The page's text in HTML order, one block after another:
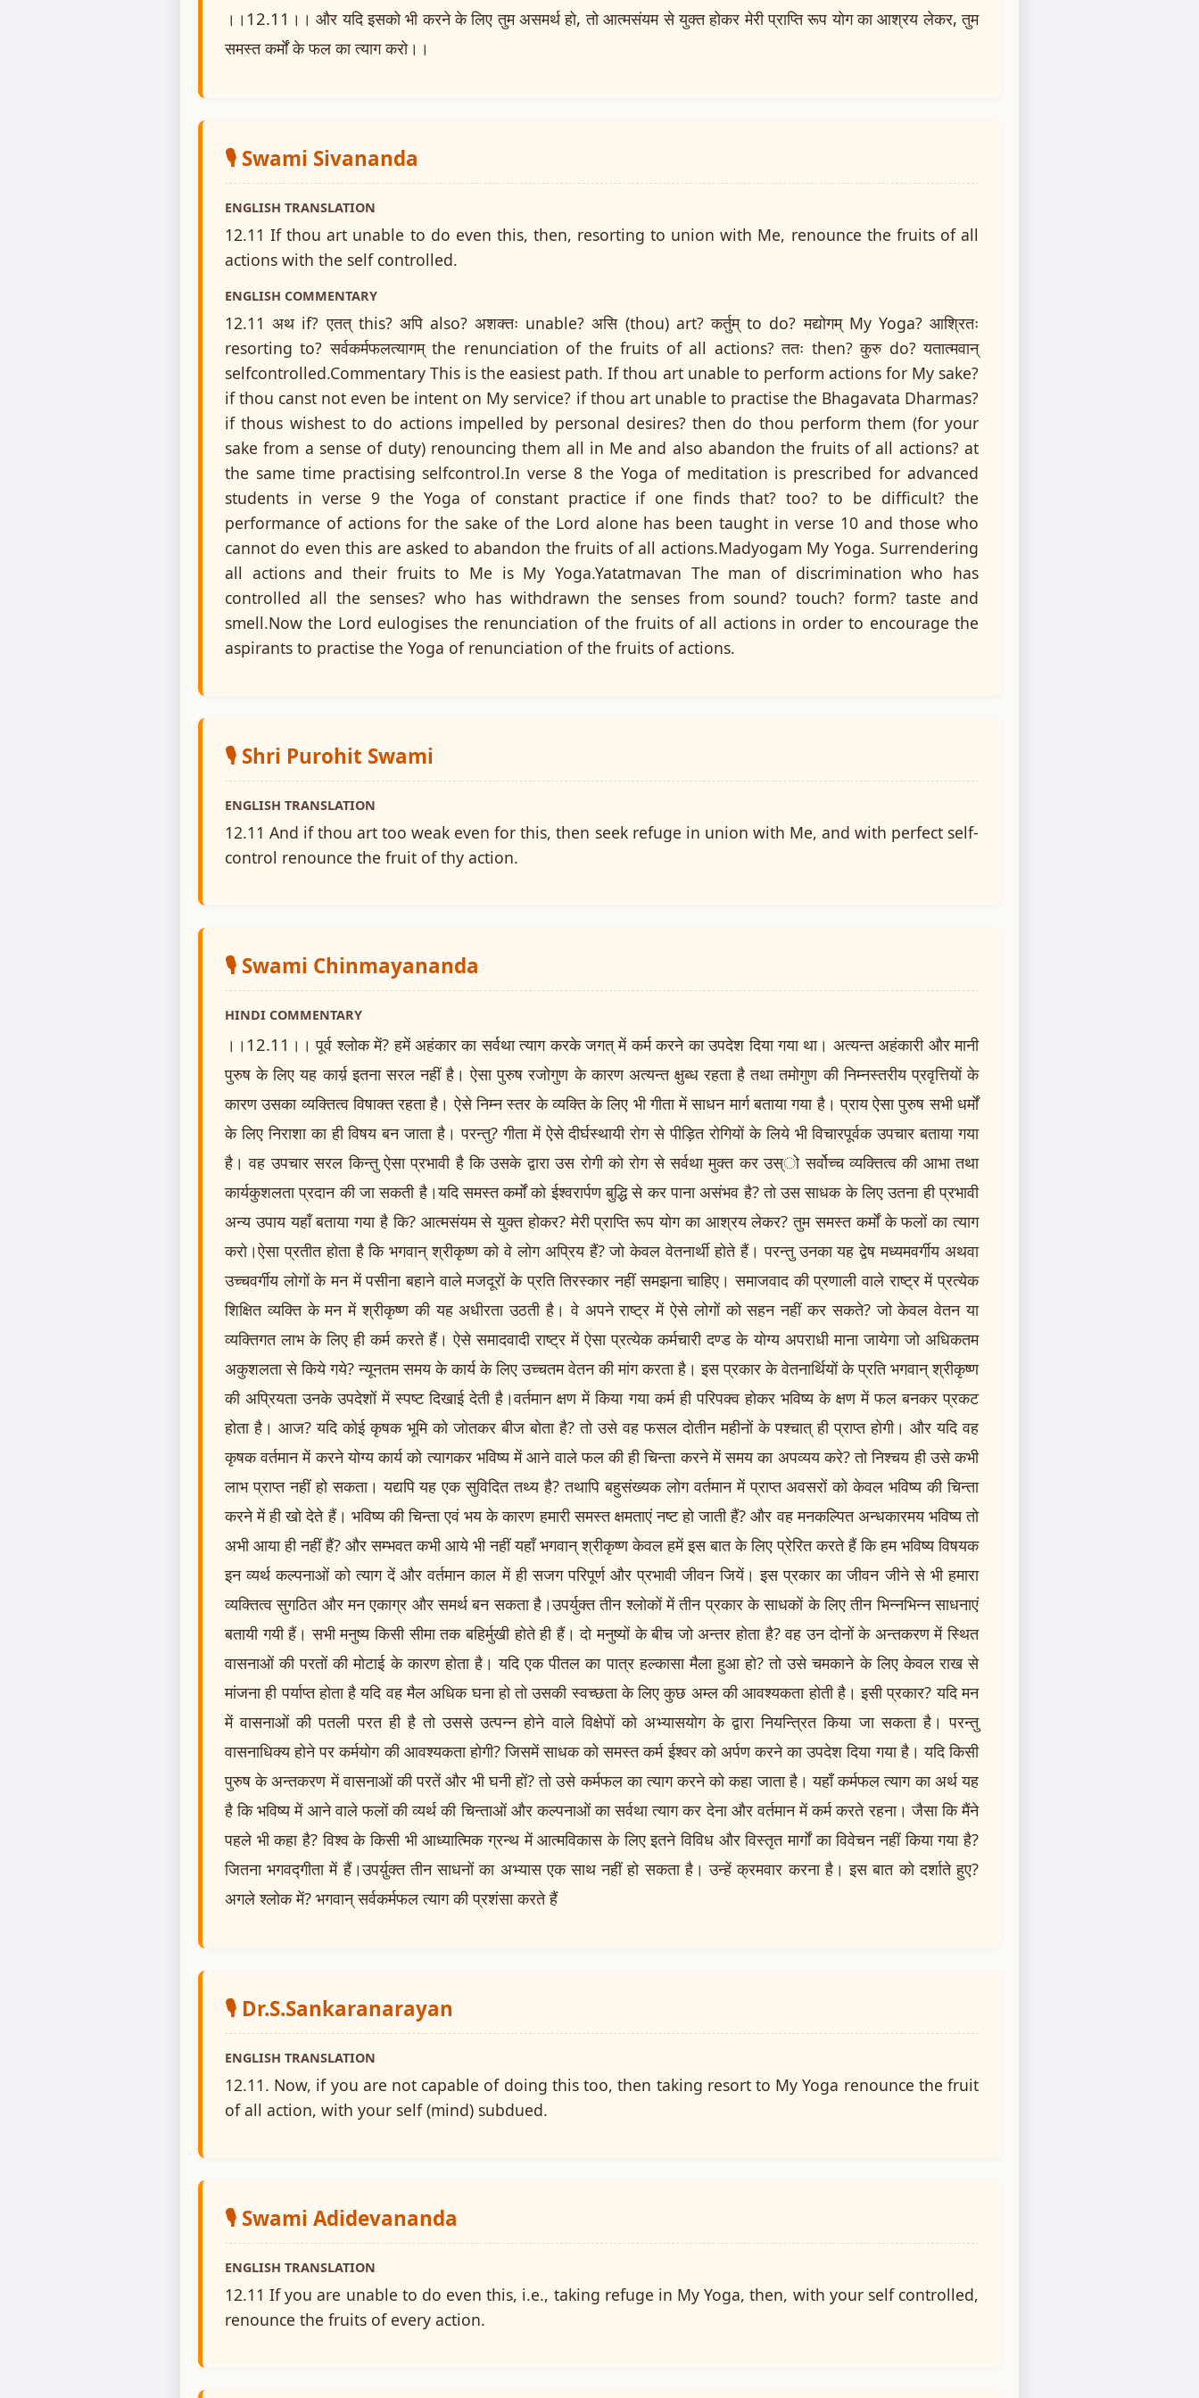
।।12.11।। और यदि इसको भी करने के लिए तुम असमर्थ हो, तो आत्मसंयम से युक्त होकर मेरी प्राप्ति रूप योग का आश्रय लेकर, तुम
समस्त कर्मों के फल का त्याग करो।।
🎙️ Swami Sivananda
ENGLISH TRANSLATION
12.11 If thou art unable to do even this, then, resorting to union with Me, renounce the fruits of all
actions with the self controlled.
ENGLISH COMMENTARY
12.11 अथ if? एतत् this? अपि also? अशक्तः unable? असि (thou) art? कर्तुम् to do? मद्योगम् My Yoga? आश्रितः
resorting to? सर्वकर्मफलत्यागम् the renunciation of the fruits of all actions? ततः then? कुरु do? यतात्मवान्
selfcontrolled.Commentary This is the easiest path. If thou art unable to perform actions for My sake?
if thou canst not even be intent on My service? if thou art unable to practise the Bhagavata Dharmas?
if thous wishest to do actions impelled by personal desires? then do thou perform them (for your
sake from a sense of duty) renouncing them all in Me and also abandon the fruits of all actions? at
the same time practising selfcontrol.In verse 8 the Yoga of meditation is prescribed for advanced
students in verse 9 the Yoga of constant practice if one finds that? too? to be difficult? the
performance of actions for the sake of the Lord alone has been taught in verse 10 and those who
cannot do even this are asked to abandon the fruits of all actions.Madyogam My Yoga. Surrendering
all actions and their fruits to Me is My Yoga.Yatatmavan The man of discrimination who has
controlled all the senses? who has withdrawn the senses from sound? touch? form? taste and
smell.Now the Lord eulogises the renunciation of the fruits of all actions in order to encourage the
aspirants to practise the Yoga of renunciation of the fruits of actions.
🎙️ Shri Purohit Swami
ENGLISH TRANSLATION
12.11 And if thou art too weak even for this, then seek refuge in union with Me, and with perfect self-
control renounce the fruit of thy action.
🎙️ Swami Chinmayananda
HINDI COMMENTARY
।।12.11।। पूर्व श्लोक में? हमें अहंकार का सर्वथा त्याग करके जगत् में कर्म करने का उपदेश दिया गया था। अत्यन्त अहंकारी और मानी
पुरुष के लिए यह कार्य़ इतना सरल नहीं है। ऐसा पुरुष रजोगुण के कारण अत्यन्त क्षुब्ध रहता है तथा तमोगुण की निम्नस्तरीय प्रवृत्तियों के
कारण उसका व्यक्तित्व विषाक्त रहता है। ऐसे निम्न स्तर के व्यक्ति के लिए भी गीता में साधन मार्ग बताया गया है। प्राय ऐसा पुरुष सभी धर्मों
के लिए निराशा का ही विषय बन जाता है। परन्तु? गीता में ऐसे दीर्घस्थायी रोग से पीड़ित रोगियों के लिये भी विचारपूर्वक उपचार बताया गया
है। वह उपचार सरल किन्तु ऐसा प्रभावी है कि उसके द्वारा उस रोगी को रोग से सर्वथा मुक्त कर उस्ो सर्वोच्च व्यक्तित्व की आभा तथा
कार्यकुशलता प्रदान की जा सकती है।यदि समस्त कर्मों को ईश्वरार्पण बुद्धि से कर पाना असंभव है? तो उस साधक के लिए उतना ही प्रभावी
अन्य उपाय यहाँ बताया गया है कि? आत्मसंयम से युक्त होकर? मेरी प्राप्ति रूप योग का आश्रय लेकर? तुम समस्त कर्मों के फलों का त्याग
करो।ऐसा प्रतीत होता है कि भगवान् श्रीकृष्ण को वे लोग अप्रिय हैं? जो केवल वेतनार्थी होते हैं। परन्तु उनका यह द्वेष मध्यमवर्गीय अथवा
उच्चवर्गीय लोगों के मन में पसीना बहाने वाले मजदूरों के प्रति तिरस्कार नहीं समझना चाहिए। समाजवाद की प्रणाली वाले राष्ट्र में प्रत्येक
शिक्षित व्यक्ति के मन में श्रीकृष्ण की यह अधीरता उठती है। वे अपने राष्ट्र में ऐसे लोगों को सहन नहीं कर सकते? जो केवल वेतन या
व्यक्तिगत लाभ के लिए ही कर्म करते हैं। ऐसे समादवादी राष्ट्र में ऐसा प्रत्येक कर्मचारी दण्ड के योग्य अपराधी माना जायेगा जो अधिकतम
अकुशलता से किये गये? न्यूनतम समय के कार्य के लिए उच्चतम वेतन की मांग करता है। इस प्रकार के वेतनार्थियों के प्रति भगवान् श्रीकृष्ण
की अप्रियता उनके उपदेशों में स्पष्ट दिखाई देती है।वर्तमान क्षण में किया गया कर्म ही परिपक्व होकर भविष्य के क्षण में फल बनकर प्रकट
होता है। आज? यदि कोई कृषक भूमि को जोतकर बीज बोता है? तो उसे वह फसल दोतीन महीनों के पश्चात् ही प्राप्त होगी। और यदि वह
कृषक वर्तमान में करने योग्य कार्य को त्यागकर भविष्य में आने वाले फल की ही चिन्ता करने में समय का अपव्यय करे? तो निश्चय ही उसे कभी
लाभ प्राप्त नहीं हो सकता। यद्यपि यह एक सुविदित तथ्य है? तथापि बहुसंख्यक लोग वर्तमान में प्राप्त अवसरों को केवल भविष्य की चिन्ता
करने में ही खो देते हैं। भविष्य की चिन्ता एवं भय के कारण हमारी समस्त क्षमताएं नष्ट हो जाती हैं? और वह मनकल्पित अन्धकारमय भविष्य तो
अभी आया ही नहीं हैं? और सम्भवत कभी आये भी नहीं यहाँ भगवान् श्रीकृष्ण केवल हमें इस बात के लिए प्रेरित करते हैं कि हम भविष्य विषयक
इन व्यर्थ कल्पनाओं को त्याग दें और वर्तमान काल में ही सजग परिपूर्ण और प्रभावी जीवन जियें। इस प्रकार का जीवन जीने से भी हमारा
व्यक्तित्व सुगठित और मन एकाग्र और समर्थ बन सकता है।उपर्युक्त तीन श्लोकों में तीन प्रकार के साधकों के लिए तीन भिन्नभिन्न साधनाएं
बतायी गयी हैं। सभी मनुष्य किसी सीमा तक बहिर्मुखी होते ही हैं। दो मनुष्यों के बीच जो अन्तर होता है? वह उन दोनों के अन्तकरण में स्थित
वासनाओं की परतों की मोटाई के कारण होता है। यदि एक पीतल का पात्र हल्कासा मैला हुआ हो? तो उसे चमकाने के लिए केवल राख से
मांजना ही पर्याप्त होता है यदि वह मैल अधिक घना हो तो उसकी स्वच्छता के लिए कुछ अम्ल की आवश्यकता होती है। इसी प्रकार? यदि मन
में वासनाओं की पतली परत ही है तो उससे उत्पन्न होने वाले विक्षेपों को अभ्यासयोग के द्वारा नियन्त्रित किया जा सकता है। परन्तु
वासनाधिक्य होने पर कर्मयोग की आवश्यकता होगी? जिसमें साधक को समस्त कर्म ईश्वर को अर्पण करने का उपदेश दिया गया है। यदि किसी
पुरुष के अन्तकरण में वासनाओं की परतें और भी घनी हों? तो उसे कर्मफल का त्याग करने को कहा जाता है। यहाँ कर्मफल त्याग का अर्थ यह
है कि भविष्य में आने वाले फलों की व्यर्थ की चिन्ताओं और कल्पनाओं का सर्वथा त्याग कर देना और वर्तमान में कर्म करते रहना। जैसा कि मैंने
पहले भी कहा है? विश्व के किसी भी आध्यात्मिक ग्रन्थ में आत्मविकास के लिए इतने विविध और विस्तृत मार्गों का विवेचन नहीं किया गया है?
जितना भगवद्गीता में हैं।उपर्य़ुक्त तीन साधनों का अभ्यास एक साथ नहीं हो सकता है। उन्हें क्रमवार करना है। इस बात को दर्शाते हुए?
अगले श्लोक में? भगवान् सर्वकर्मफल त्याग की प्रशंसा करते हैं
🎙️ Dr.S.Sankaranarayan
ENGLISH TRANSLATION
12.11. Now, if you are not capable of doing this too, then taking resort to My Yoga renounce the fruit
of all action, with your self (mind) subdued.
🎙️ Swami Adidevananda
ENGLISH TRANSLATION
12.11 If you are unable to do even this, i.e., taking refuge in My Yoga, then, with your self controlled,
renounce the fruits of every action.